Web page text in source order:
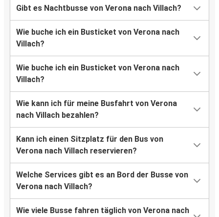
Gibt es Nachtbusse von Verona nach Villach?
Wie buche ich ein Busticket von Verona nach
Villach?
Wie buche ich ein Busticket von Verona nach
Villach?
Wie kann ich für meine Busfahrt von Verona
nach Villach bezahlen?
Kann ich einen Sitzplatz für den Bus von
Verona nach Villach reservieren?
Welche Services gibt es an Bord der Busse von
Verona nach Villach?
Wie viele Busse fahren täglich von Verona nach